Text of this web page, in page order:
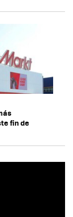
fin de